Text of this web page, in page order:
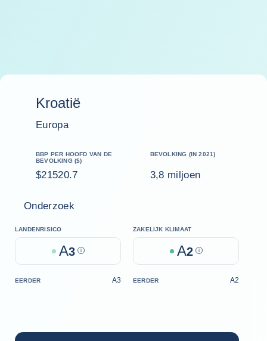
Kroatië
Europa
BBP PER HOOFD VAN DE
BEVOLKING ($)
$21520.7
BEVOLKING (IN 2021)
3,8 miljoen
Onderzoek
LANDENRISICO
A3 Help
ZAKELIJK KLIMAAT
A2 Help
EERDER A3 EERDER A2